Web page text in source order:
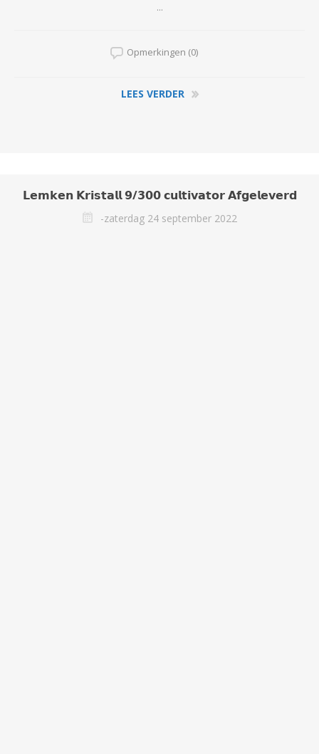
...
Opmerkingen (0)
LEES VERDER
𝗟𝗲𝗺𝗸𝗲𝗻 𝗞𝗿𝗶𝘀𝘁𝗮𝗹𝗹 𝟵/𝟯𝟬𝟬 𝗰𝘂𝗹𝘁𝗶𝘃𝗮𝘁𝗼𝗿 𝗔𝗳𝗴𝗲𝗹𝗲𝘃𝗲𝗿𝗱
-zaterdag 24 september 2022